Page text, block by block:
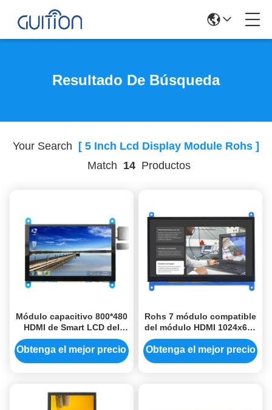
Resultado De Búsqueda
Your Search [ 5 Inch Lcd Display Module Rohs ]
Match 14 Productos
Módulo capacitivo 800*480
HDMI de Smart LCD del
tacto módulo de la
exhibición del Lcd de 5
Obtenga el mejor precio
Rohs 7 módulo compatible
del módulo HDMI 1024x600
Tft LCD de la exhibición
del Lcd de la pulgada
Obtenga el mejor precio